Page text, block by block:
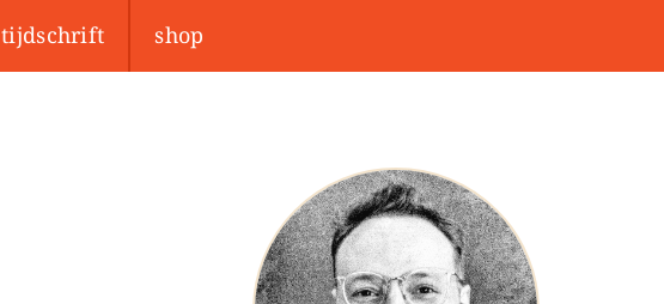
tijdschrift shop